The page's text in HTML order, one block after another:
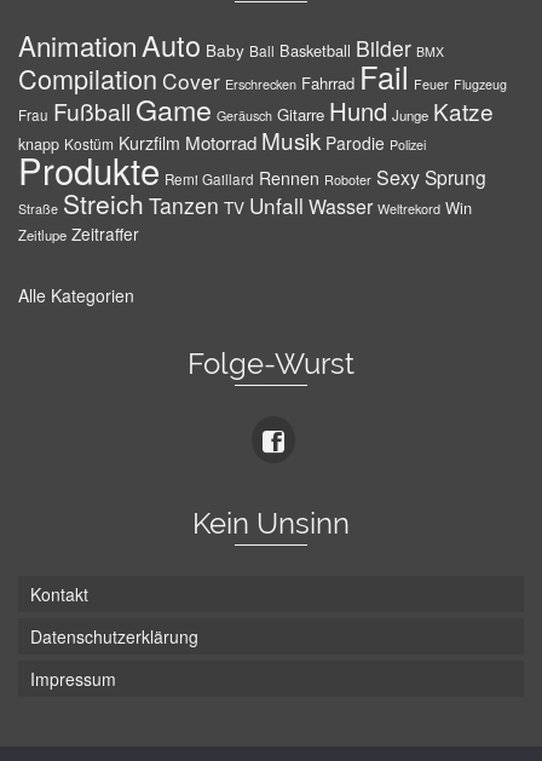
AnimationAuto Baby Ball Basketball Bilder BMX
Compilation Cover Erschrecken Fahrrad Fail Feuer Flugzeug
Frau Fußball Game Geräusch Gitarre Hund Junge Katze
knapp Kostüm Kurzfilm Motorrad Musik Parodie Polizei
Produkte Remi Gaillard Rennen Roboter SexySprung
Straße Streich Tanzen TV Unfall Wasser Weltrekord Win
Zeitlupe Zeitraffer
Alle Kategorien
Folge-Wurst
Kein Unsinn
Kontakt
Datenschutzerklärung
Impressum